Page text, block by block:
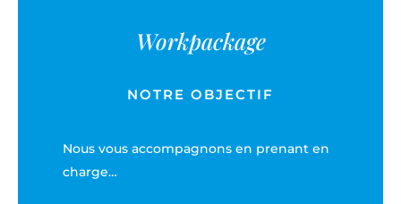
Workpackage
NOTRE OBJECTIF
Nous vous accompagnons en prenant en
charge…